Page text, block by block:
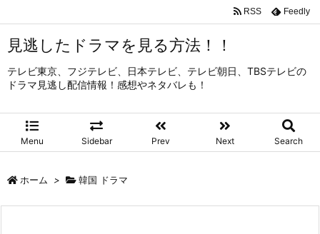
見逃したドラマを見る方法！！
テレビ東京、フジテレビ、日本テレビ、テレビ朝日、TBSテレビの
ドラマ見逃し配信情報！感想やネタバレも！
Menu Sidebar Prev Next Search
RSS Feedly
ホーム > 韓国 ドラマ